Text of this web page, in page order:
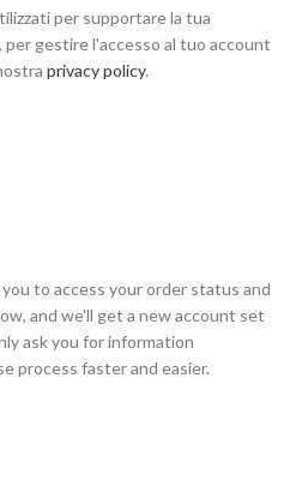
per supportare la tua
gestire l'accesso al tuo account
privacy policy.
to access your order status and
and we'll get a new account set
ask you for information
process faster and easier.